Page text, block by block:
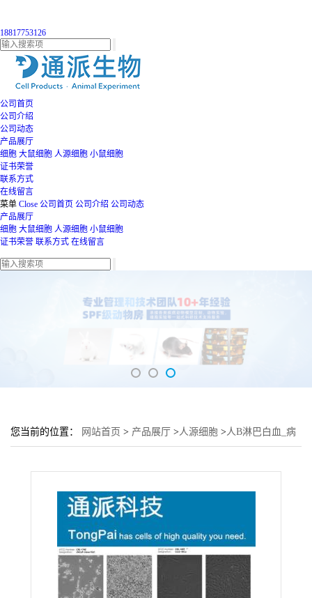
18817753126
公司首页
公司介绍
公司动态
产品展厅
细胞 大鼠细胞 人源细胞 小鼠细胞
证书荣誉
联系方式
在线留言
菜单 Close 公司首页 公司介绍 公司动态
产品展厅
细胞 大鼠细胞 人源细胞 小鼠细胞
证书荣誉 联系方式 在线留言
您当前的位置： 网站首页 > 产品展厅 >人源细胞 >人B淋巴白血_病